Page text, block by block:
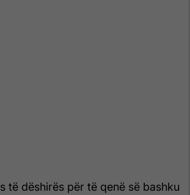
të dëshirës për të qenë së bashku